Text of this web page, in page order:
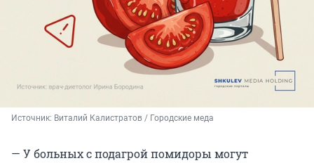
Источник: Виталий Калистратов / Городские меда
— У больных с подагрой помидоры могут